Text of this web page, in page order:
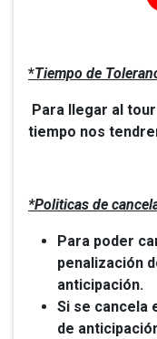
*Tiempo de
Para llegar al
tiempo nos
*Politicas de
Para poder
penalización
anticipación.
Si se cancela
de